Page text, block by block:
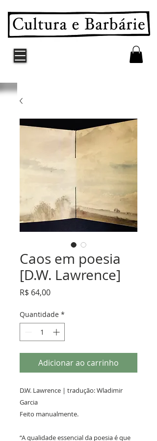
Caos em poesia
[D.W. Lawrence]
R$ 64,00Preço
Quantidade *
Adicionar ao carrinho
D.W. Lawrence | tradução: Wladimir
Garcia
Feito manualmente.
“A qualidade essencial da poesia é que